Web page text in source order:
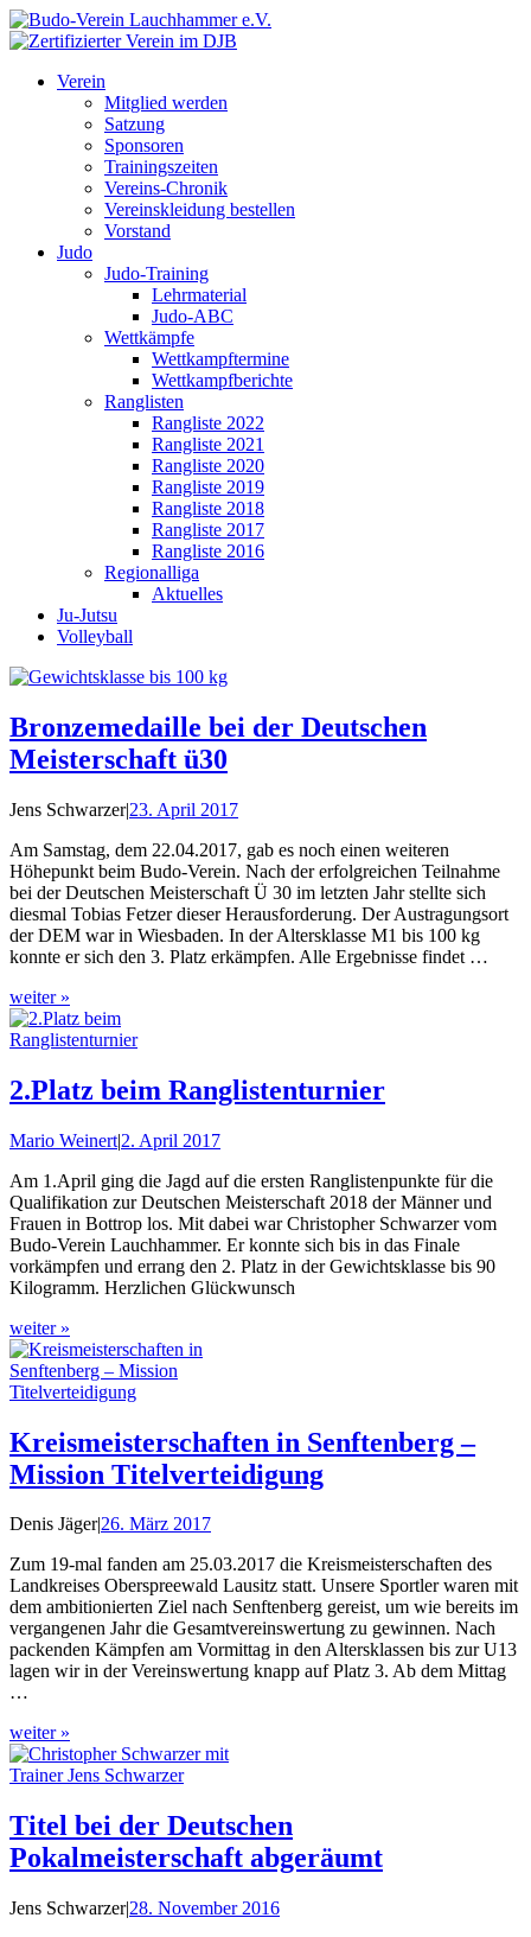
Verein
Mitglied werden
Satzung
Sponsoren
Trainingszeiten
Vereins-Chronik
Vereinskleidung bestellen
Vorstand
Judo
Judo-Training
Lehrmaterial
Judo-ABC
Wettkämpfe
Wettkampftermine
Wettkampfberichte
Ranglisten
Rangliste 2022
Rangliste 2021
Rangliste 2020
Rangliste 2019
Rangliste 2018
Rangliste 2017
Rangliste 2016
Regionalliga
Aktuelles
Ju-Jutsu
Volleyball
Bronzemedaille bei der Deutschen
Meisterschaft ü30
Jens Schwarzer|23. April 2017
Am Samstag, dem 22.04.2017, gab es noch einen weiteren
Höhepunkt beim Budo-Verein. Nach der erfolgreichen Teilnahme
bei der Deutschen Meisterschaft Ü 30 im letzten Jahr stellte sich
diesmal Tobias Fetzer dieser Herausforderung. Der Austragungsort
der DEM war in Wiesbaden. In der Altersklasse M1 bis 100 kg
konnte er sich den 3. Platz erkämpfen. Alle Ergebnisse findet …
weiter »
2.Platz beim Ranglistenturnier
Mario Weinert|2. April 2017
Am 1.April ging die Jagd auf die ersten Ranglistenpunkte für die
Qualifikation zur Deutschen Meisterschaft 2018 der Männer und
Frauen in Bottrop los. Mit dabei war Christopher Schwarzer vom
Budo-Verein Lauchhammer. Er konnte sich bis in das Finale
vorkämpfen und errang den 2. Platz in der Gewichtsklasse bis 90
Kilogramm. Herzlichen Glückwunsch
weiter »
Kreismeisterschaften in Senftenberg –
Mission Titelverteidigung
Denis Jäger|26. März 2017
Zum 19-mal fanden am 25.03.2017 die Kreismeisterschaften des
Landkreises Oberspreewald Lausitz statt. Unsere Sportler waren mit
dem ambitionierten Ziel nach Senftenberg gereist, um wie bereits im
vergangenen Jahr die Gesamtvereinswertung zu gewinnen. Nach
packenden Kämpfen am Vormittag in den Altersklassen bis zur U13
lagen wir in der Vereinswertung knapp auf Platz 3. Ab dem Mittag
…
weiter »
Titel bei der Deutschen
Pokalmeisterschaft abgeräumt
Jens Schwarzer|28. November 2016